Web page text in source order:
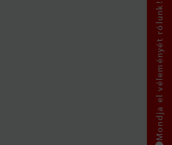
Mondja el véleményét rólunk!